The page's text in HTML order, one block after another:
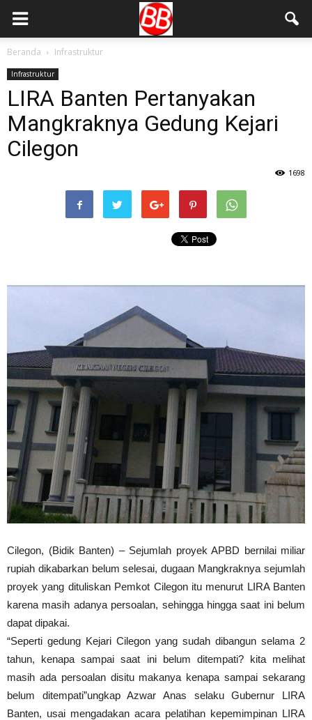
Beranda Infrastruktur
Infrastruktur
LIRA Banten Pertanyakan
Mangkraknya Gedung Kejari
Cilegon
1698
Cilegon, (Bidik Banten) – Sejumlah proyek APBD bernilai miliar
rupiah dikabarkan belum selesai, dugaan Mangkraknya sejumlah
proyek yang dituliskan Pemkot Cilegon itu menurut LIRA Banten
karena masih adanya persoalan, sehingga hingga saat ini belum
dapat dipakai.
“Seperti gedung Kejari Cilegon yang sudah dibangun selama 2
tahun, kenapa sampai saat ini belum ditempati? kita melihat
masih ada persoalan disitu makanya kenapa sampai sekarang
belum ditempati”ungkap Azwar Anas selaku Gubernur LIRA
Banten, usai mengadakan acara pelatihan kepemimpinan LIRA